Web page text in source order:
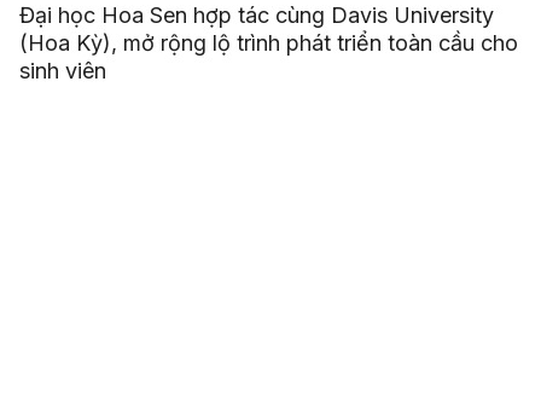
Đại học Hoa Sen hợp tác cùng Davis University
(Hoa Kỳ), mở rộng lộ trình phát triển toàn cầu cho
sinh viên